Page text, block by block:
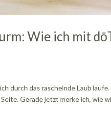
Wie ich mit
durch das raschelnde Laub
Gerade jetzt merke ich, wie